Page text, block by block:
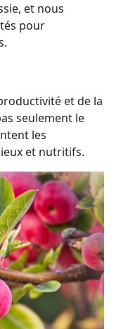
et nous
pour
et de la
seulement le
les
et nutritifs.